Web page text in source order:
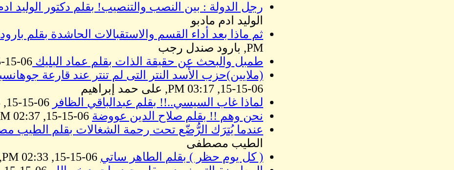
رجل الدولة : بين النصب والتنصيب! بقلم دكتور الوليد
الوليد ادم مادبو
ثم ماذا بعد أداء القسم والاستقبالات الحاشدة بقلم
PM, بارود صندل رجب
طمبل والبحث عن حقيقة الذات بقلم عماد البليك 06-15-15, 03:18 PM, عماد البليك
(ملايين)حزب الأسد النتر التى لم تنتر عند قارعة
06-15-15, 03:17 PM, على حمد إبراهيم
لماذا غاب السيسي..!! بقلم عبدالباقي الظافر
نحن وهم !! بقلم صلاح الدين عووضة
عندما يُترَك الرُّضّع تحت رحمة الشغالات بقلم الطيب
الطيب مصطفى
( كل يوم حظر ) بقلم الطاهر ساتي